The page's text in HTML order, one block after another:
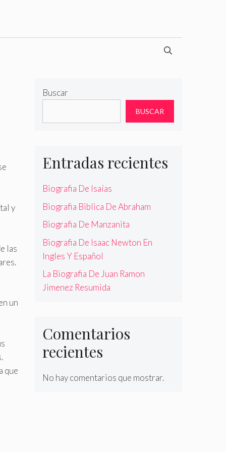
y
las
un
que
Buscar
BUSCAR
Entradas recientes
Biografia De Isaías
Biografia Biblica De Abraham
Biografia De Manzanita
Biografia De Isaac Newton En
Ingles Y Español
La Biografia De Juan Ramon
Jimenez Resumida
Comentarios
recientes
No hay comentarios que mostrar.